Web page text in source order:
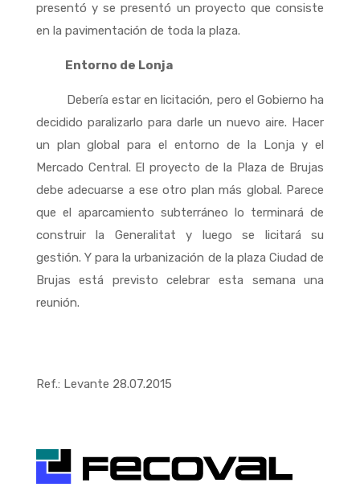
presentó y se presentó un proyecto que consiste
en la pavimentación de toda la plaza.
Entorno de Lonja
Debería estar en licitación, pero el Gobierno ha
decidido paralizarlo para darle un nuevo aire. Hacer
un plan global para el entorno de la Lonja y el
Mercado Central. El proyecto de la Plaza de Brujas
debe adecuarse a ese otro plan más global. Parece
que el aparcamiento subterráneo lo terminará de
construir la Generalitat y luego se licitará su
gestión. Y para la urbanización de la plaza Ciudad de
Brujas está previsto celebrar esta semana una
reunión.
Ref.: Levante 28.07.2015